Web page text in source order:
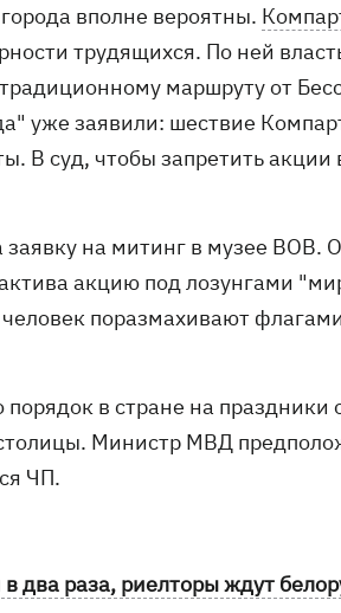
вполне вероятны.
трудящихся. По ней
маршруту от
уже заявили: шествие
В суд, чтобы запретить акции
на митинг в музее ВОВ.
акцию под лозунгами
поразмахивают
в стране на праздники
Министр МВД
ЧП.
два раза, риелторы ждут